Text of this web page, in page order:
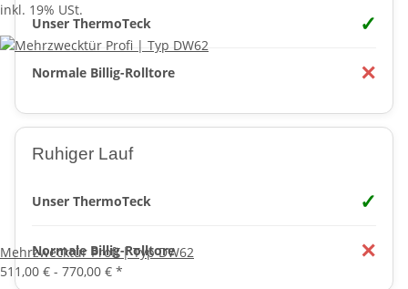
Unser ThermoTeck ✓
Normale Billig-Rolltore ✕
Ruhiger Lauf
Unser ThermoTeck ✓
Normale Billig-Rolltore ✕
inkl. 19% USt.
Mehrzwecktür Profi | Typ DW62
511,00 € - 770,00 € *